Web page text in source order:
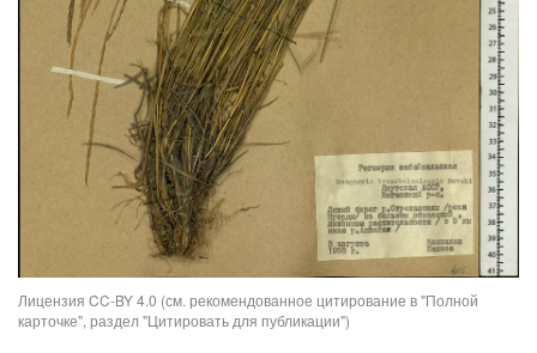
Лицензия CC-BY 4.0 (см. рекомендованное цитирование в "Полной
карточке", раздел "Цитировать для публикации")